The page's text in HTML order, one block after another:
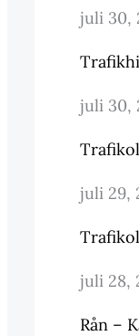
juli 30,
juli 30,
juli 29,
juli 28,
Rån –